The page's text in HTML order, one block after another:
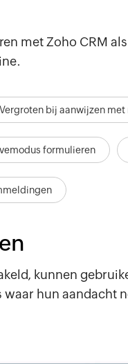
met Zoho CRM
Vergroten bij aanwijzen met
formulieren
kunnen
waar hun aandacht